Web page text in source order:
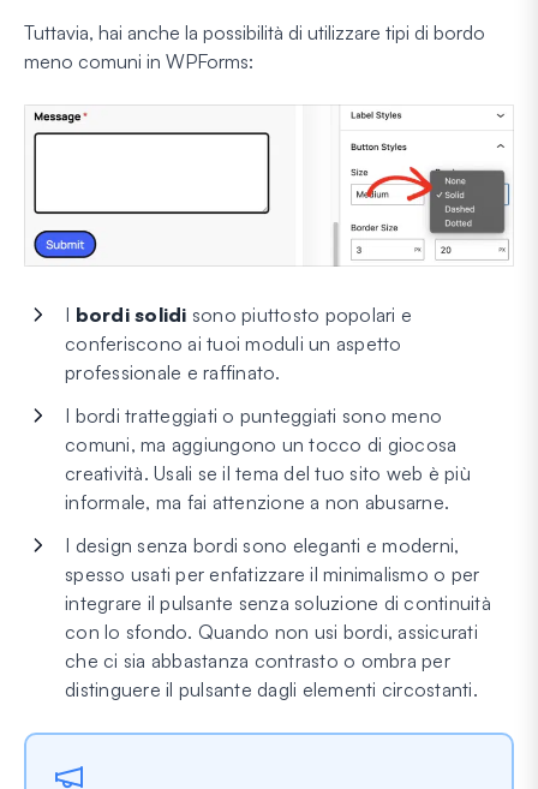
Tuttavia, hai anche la possibilità di utilizzare tipi di bordo
meno comuni in WPForms:
I bordi solidi sono piuttosto popolari e
conferiscono ai tuoi moduli un aspetto
professionale e raffinato.
I bordi tratteggiati o punteggiati sono meno
comuni, ma aggiungono un tocco di giocosa
creatività. Usali se il tema del tuo sito web è più
informale, ma fai attenzione a non abusarne.
I design senza bordi sono eleganti e moderni,
spesso usati per enfatizzare il minimalismo o per
integrare il pulsante senza soluzione di continuità
con lo sfondo. Quando non usi bordi, assicurati
che ci sia abbastanza contrasto o ombra per
distinguere il pulsante dagli elementi circostanti.